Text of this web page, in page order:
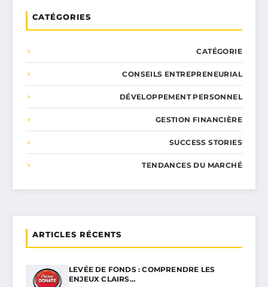
CATÉGORIES
CATÉGORIE
CONSEILS ENTREPRENEURIAL
DÉVELOPPEMENT PERSONNEL
GESTION FINANCIÈRE
SUCCESS STORIES
TENDANCES DU MARCHÉ
ARTICLES RÉCENTS
LEVÉE DE FONDS : COMPRENDRE LES
ENJEUX CLAIRS…